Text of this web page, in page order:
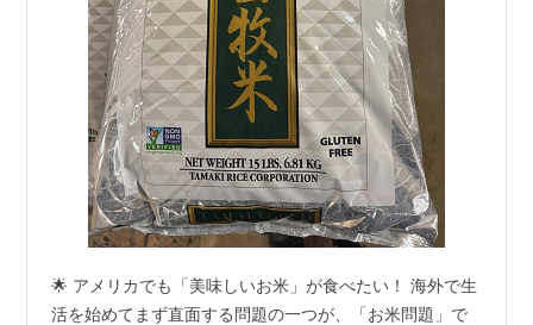
🌟 アメリカでも「美味しいお米」が食べたい！ 海外で生
活を始めてまず直面する問題の一つが、「お米問題」で